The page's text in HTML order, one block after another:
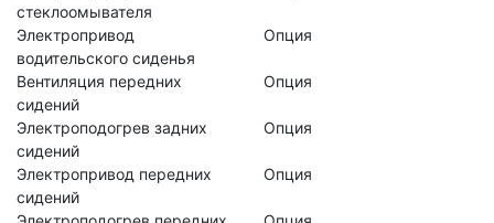
стеклоомывателя
Электропривод
водительского сиденья
Опция
Вентиляция передних
сидений
Опция
Электроподогрев задних
сидений
Опция
Электропривод передних
сидений
Опция